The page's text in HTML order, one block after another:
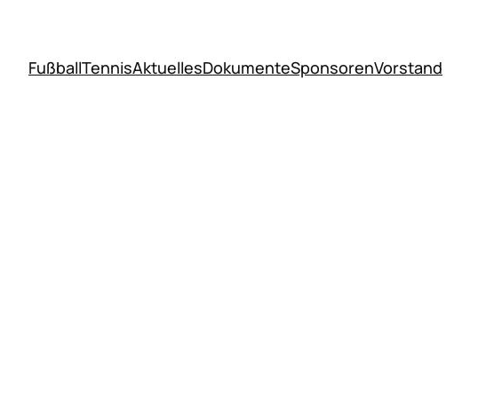
FußballTennisAktuellesDokumenteSponsorenVorstand